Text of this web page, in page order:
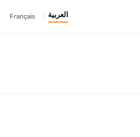
العربية Français